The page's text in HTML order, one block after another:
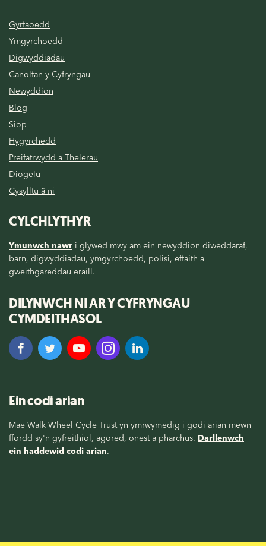
Gyrfaoedd
Ymgyrchoedd
Digwyddiadau
Canolfan y Cyfryngau
Newyddion
Blog
Siop
Hygyrchedd
Preifatrwydd a Thelerau
Diogelu
Cysylltu â ni
CYLCHLYTHYR
Ymunwch nawr i glywed mwy am ein newyddion diweddaraf,
barn, digwyddiadau, ymgyrchoedd, polisi, effaith a
gweithgareddau eraill.
DILYNWCH NI AR Y CYFRYNGAU
CYMDEITHASOL
Ein codi arian
Mae Walk Wheel Cycle Trust yn ymrwymedig i godi arian mewn
ffordd sy'n gyfreithiol, agored, onest a pharchus. Darllenwch
ein haddewid codi arian.